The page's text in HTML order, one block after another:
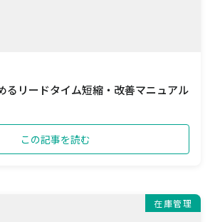
るリードタイム短縮・改善マニュアル
この記事を読む
在庫管理